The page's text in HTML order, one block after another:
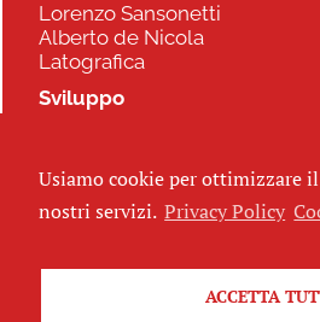
Lorenzo Sansonetti
Alberto de Nicola
Latografica
Sviluppo
Seguici
Usiamo cookie per ottimizzare
nostri servizi. Privacy Policy
ACCETTA